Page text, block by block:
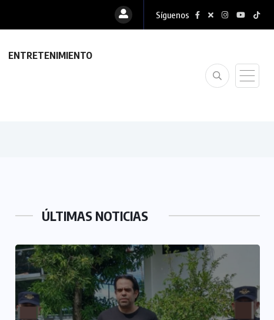
Síguenos
ENTRETENIMIENTO
ÚLTIMAS NOTICIAS